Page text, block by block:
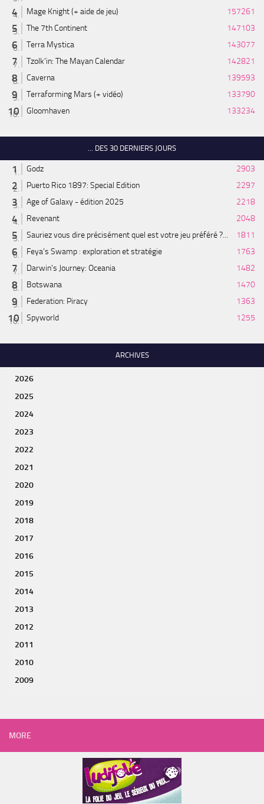
Mage Knight (+ aide de jeu)
157261
The 7th Continent
147103
Terra Mystica
143077
Tzolk'in: The Mayan Calendar
142821
Caverna
139593
Terraforming Mars (+ vidéo)
133790
Gloomhaven
133234
... DES 30 DERNIERS JOURS
Godz
2903
Puerto Rico 1897: Special Edition
2297
Age of Galaxy - édition 2025
2218
Revenant
2048
Sauriez vous dire précisément quel est votre jeu préféré ?...
1811
Feya’s Swamp : exploration et stratégie
1763
Darwin's Journey: Oceania
1482
Botswana
1470
Federation: Piracy
1363
Spyworld
1255
ARCHIVES
2026
2025
2024
2023
2022
2021
2020
2019
2018
2017
2016
2015
2014
2013
2012
2011
2010
2009
MORE